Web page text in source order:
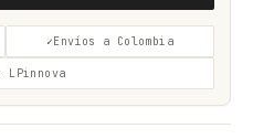
Envíos a Colombia
LPinnova